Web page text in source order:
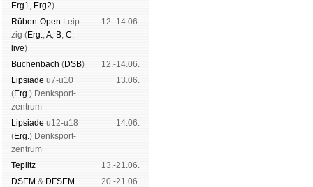
Erg1, Erg2)
Rüben-Open Leip­
zig (Erg.,A, B, C,
live)
12.-14.06.
Büchen­bach (DSB)
12.-14.06.
Lipsiade u7-u10
(Erg.) Denk­sport­
zen­trum
13.06.
Lipsiade u12-u18
(Erg.) Denk­sport­
zen­trum
14.06.
Tep­litz
13.-21.06.
DSEM & DFSEM
20.-21.06.